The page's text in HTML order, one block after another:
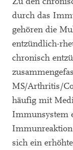
durch das
gehören die
entzündlich-
chronisch
MS/Arthritis/
häufig mit
Immunsystem
sich ein